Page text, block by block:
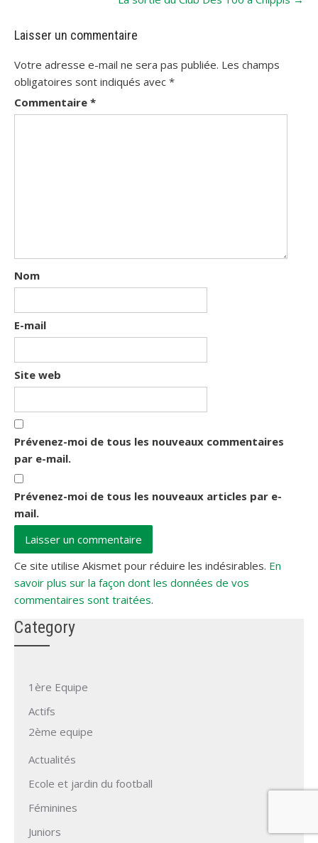
Laisser un commentaire
Votre adresse e-mail ne sera pas publiée. Les champs
obligatoires sont indiqués avec *
Commentaire *
Nom
E-mail
Site web
Prévenez-moi de tous les nouveaux commentaires
par e-mail.
Prévenez-moi de tous les nouveaux articles par e-
mail.
Ce site utilise Akismet pour réduire les indésirables. En
savoir plus sur la façon dont les données de vos
commentaires sont traitées.
Category
1ère Equipe
Actifs
2ème equipe
Actualités
Ecole et jardin du football
Féminines
Juniors